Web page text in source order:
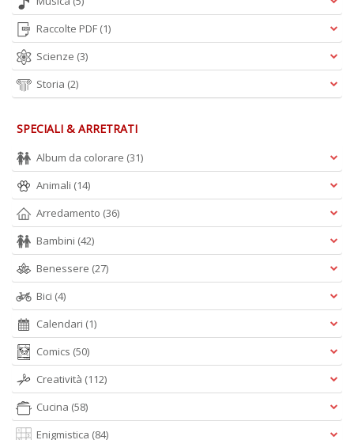
Raccolte PDF (1)
Scienze (3)
Storia (2)
SPECIALI & ARRETRATI
Album da colorare (31)
Animali (14)
Arredamento (36)
Bambini (42)
Benessere (27)
Bici (4)
Calendari (1)
Comics (50)
Creatività (112)
Cucina (58)
Enigmistica (84)